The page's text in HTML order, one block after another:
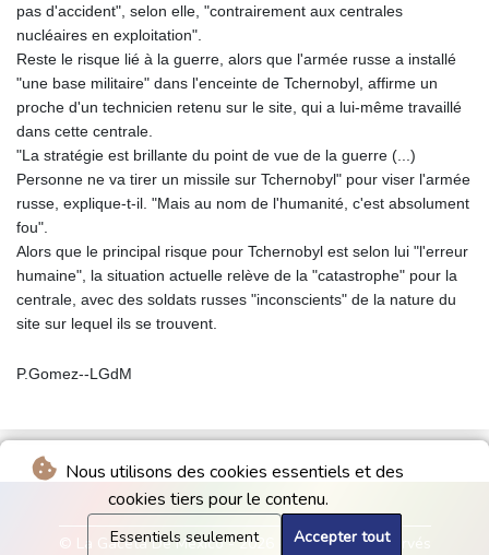
Nous utilisons des cookies essentiels et des
cookies tiers pour le contenu.
Essentiels seulement Accepter tout
pas d'accident", selon elle, "contrairement aux centrales
nucléaires en exploitation".
Reste le risque lié à la guerre, alors que l'armée russe a installé
"une base militaire" dans l'enceinte de Tchernobyl, affirme un
proche d'un technicien retenu sur le site, qui a lui-même travaillé
dans cette centrale.
"La stratégie est brillante du point de vue de la guerre (...)
Personne ne va tirer un missile sur Tchernobyl" pour viser l'armée
russe, explique-t-il. "Mais au nom de l'humanité, c'est absolument
fou".
Alors que le principal risque pour Tchernobyl est selon lui "l'erreur
humaine", la situation actuelle relève de la "catastrophe" pour la
centrale, avec des soldats russes "inconscients" de la nature du
site sur lequel ils se trouvent.
P.Gomez--LGdM
© La Gaceta De Mexico - 2026 - Tous droits réservés